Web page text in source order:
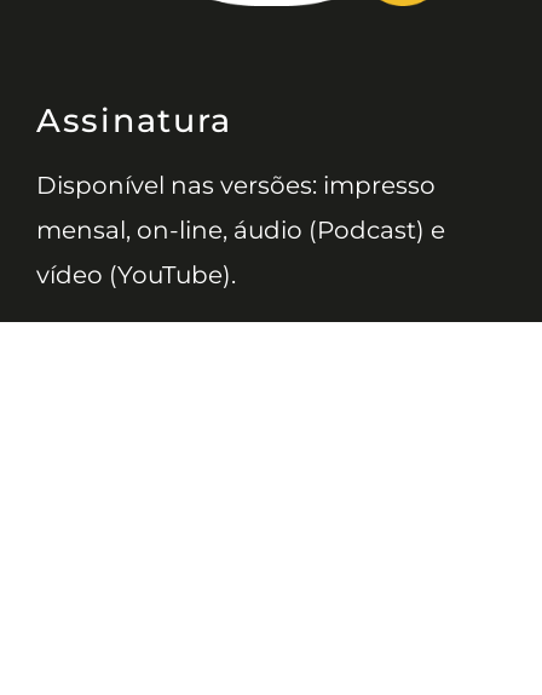
Assinatura
Disponível nas versões: impresso
mensal, on-line, áudio (Podcast) e
vídeo (YouTube).